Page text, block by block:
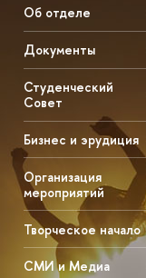
Об отделе
Документы
Студенческий
Совет
Бизнес и эрудиция
Организация
мероприятий
Творческое начало
СМИ и Медиа